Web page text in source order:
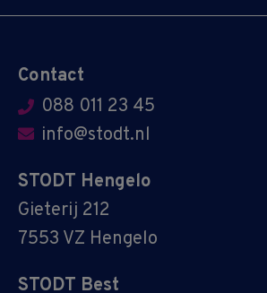
Contact
088 011 23 45
info@stodt.nl
STODT Hengelo
Gieterij 212
7553 VZ Hengelo
STODT Best